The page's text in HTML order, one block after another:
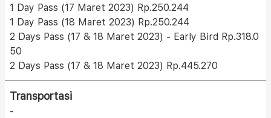
1 Day Pass (17 Maret 2023) Rp.250.244
1 Day Pass (18 Maret 2023) Rp.250.244
2 Days Pass (17 & 18 Maret 2023) - Early Bird Rp.318.0
50
2 Days Pass (17 & 18 Maret 2023) Rp.445.270
Transportasi
-